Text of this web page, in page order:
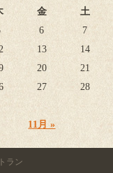
金 土
11月 »
6
7
13
14
20
21
27
28
ラン